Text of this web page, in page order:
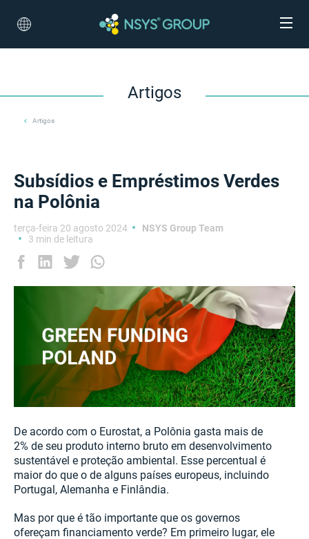
Artigos
Artigos
Subsídios e Empréstimos Verdes
na Polônia
terça-feira 20 agosto 2024
NSYS Group Team
3 min de leitura
De acordo com o Eurostat, a Polônia gasta mais de
2% de seu produto interno bruto em desenvolvimento
sustentável e proteção ambiental. Esse percentual é
maior do que o de alguns países europeus, incluindo
Portugal, Alemanha e Finlândia.
Mas por que é tão importante que os governos
ofereçam financiamento verde? Em primeiro lugar, ele